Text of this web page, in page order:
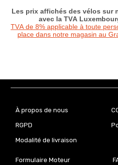
Les prix affichés des vélos sur
avec la TVA
TVA de 8% applicable à toute
place dans notre magasin au
À propos de nous
RGPD
Modalité de livraison
Formulaire Moteur